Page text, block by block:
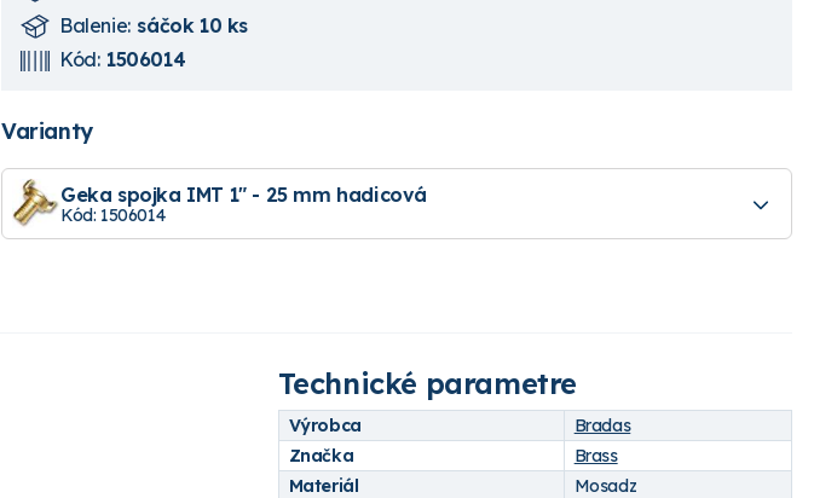
Balenie: sáčok 10 ks
Kód: 1506014
Varianty
Geka spojka IMT 1" - 25 mm hadicová
Kód: 1506014
Technické parametre
Výrobca
Bradas
Značka
Brass
Materiál
Mosadz